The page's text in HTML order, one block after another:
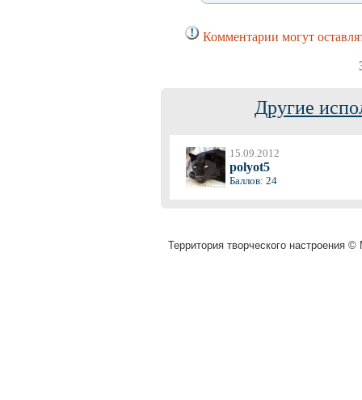
Комментарии могут
Другие
15.09.2012
polyot5
Баллов: 24
Территория творческого настроения